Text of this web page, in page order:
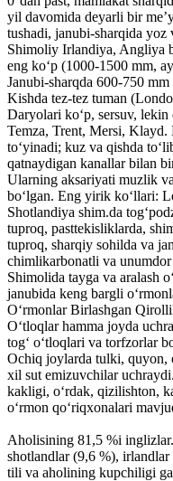
yil davomida deyarli bir
tushadi, janubi-sharqida yoz
Shimoliy Irlandiya, Angliya
eng koʻp (1000-1500 mm,
Janubi-sharqda 600-750
Kishda tez-tez tuman
Daryolari koʻp, sersuv,
Temza, Trent, Mersi, Klayd.
toʻyinadi; kuz va qishda
qatnaydigan kanallar bilan
Ularning aksariyati muzlik
boʻlgan. Eng yirik koʻllari:
Shotlandiya shim.da
tuproq, pasttekisliklarda,
tuproq, sharqiy sohilda va
chimlikarbonatli va
Shimolida tayga va aralash
janubida keng bargli
Oʻrmonlar Birlashgan
Oʻtloqlar hamma joyda
togʻ oʻtloqlari va torfzorlar
Ochiq joylarda tulki, quyon,
xil sut emizuvchilar
kakligi, oʻrdak, qizilishton,
oʻrmon qoʻriqxonalari
Aholisining 81,5 %i
shotlandlar (9,6 %),
tili va aholining kupchiligi